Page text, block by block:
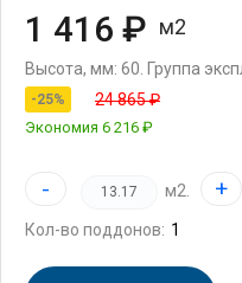
1 416 ₽ м2
Высота, мм: 60. Группа
-25% 24 865 ₽
Экономия 6 216 ₽
- м2. +
Кол-во поддонов: